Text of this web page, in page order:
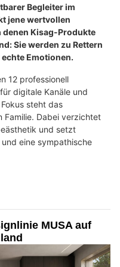
Begleiter im
jene wertvollen
Kisag-Produkte
Sie werden zu Rettern
Emotionen.
12 professionell
digitale Kanäle und
steht das
Familie. Dabei verzichtet
und setzt
eine sympathische
MUSA auf